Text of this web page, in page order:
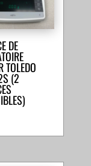
DE
TOLEDO
(2